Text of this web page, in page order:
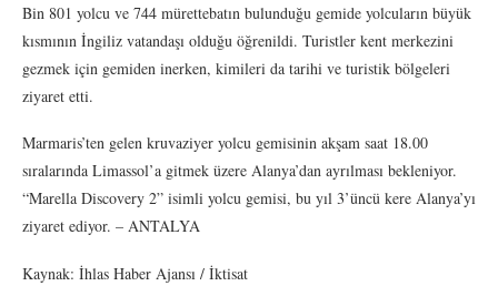
Bin 801 yolcu ve 744 mürettebatın bulunduğu gemide yolcuların büyük
kısmının İngiliz vatandaşı olduğu öğrenildi. Turistler kent merkezini
gezmek için gemiden inerken, kimileri da tarihi ve turistik bölgeleri
ziyaret etti.
Marmaris’ten gelen kruvaziyer yolcu gemisinin akşam saat 18.00
sıralarında Limassol’a gitmek üzere Alanya’dan ayrılması bekleniyor.
“Marella Discovery 2” isimli yolcu gemisi, bu yıl 3’üncü kere Alanya’yı
ziyaret ediyor. – ANTALYA
Kaynak: İhlas Haber Ajansı / İktisat